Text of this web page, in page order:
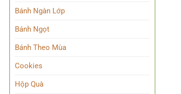
Bánh Ngàn Lớp
Bánh Ngọt
Bánh Theo Mùa
Cookies
Hộp Quà